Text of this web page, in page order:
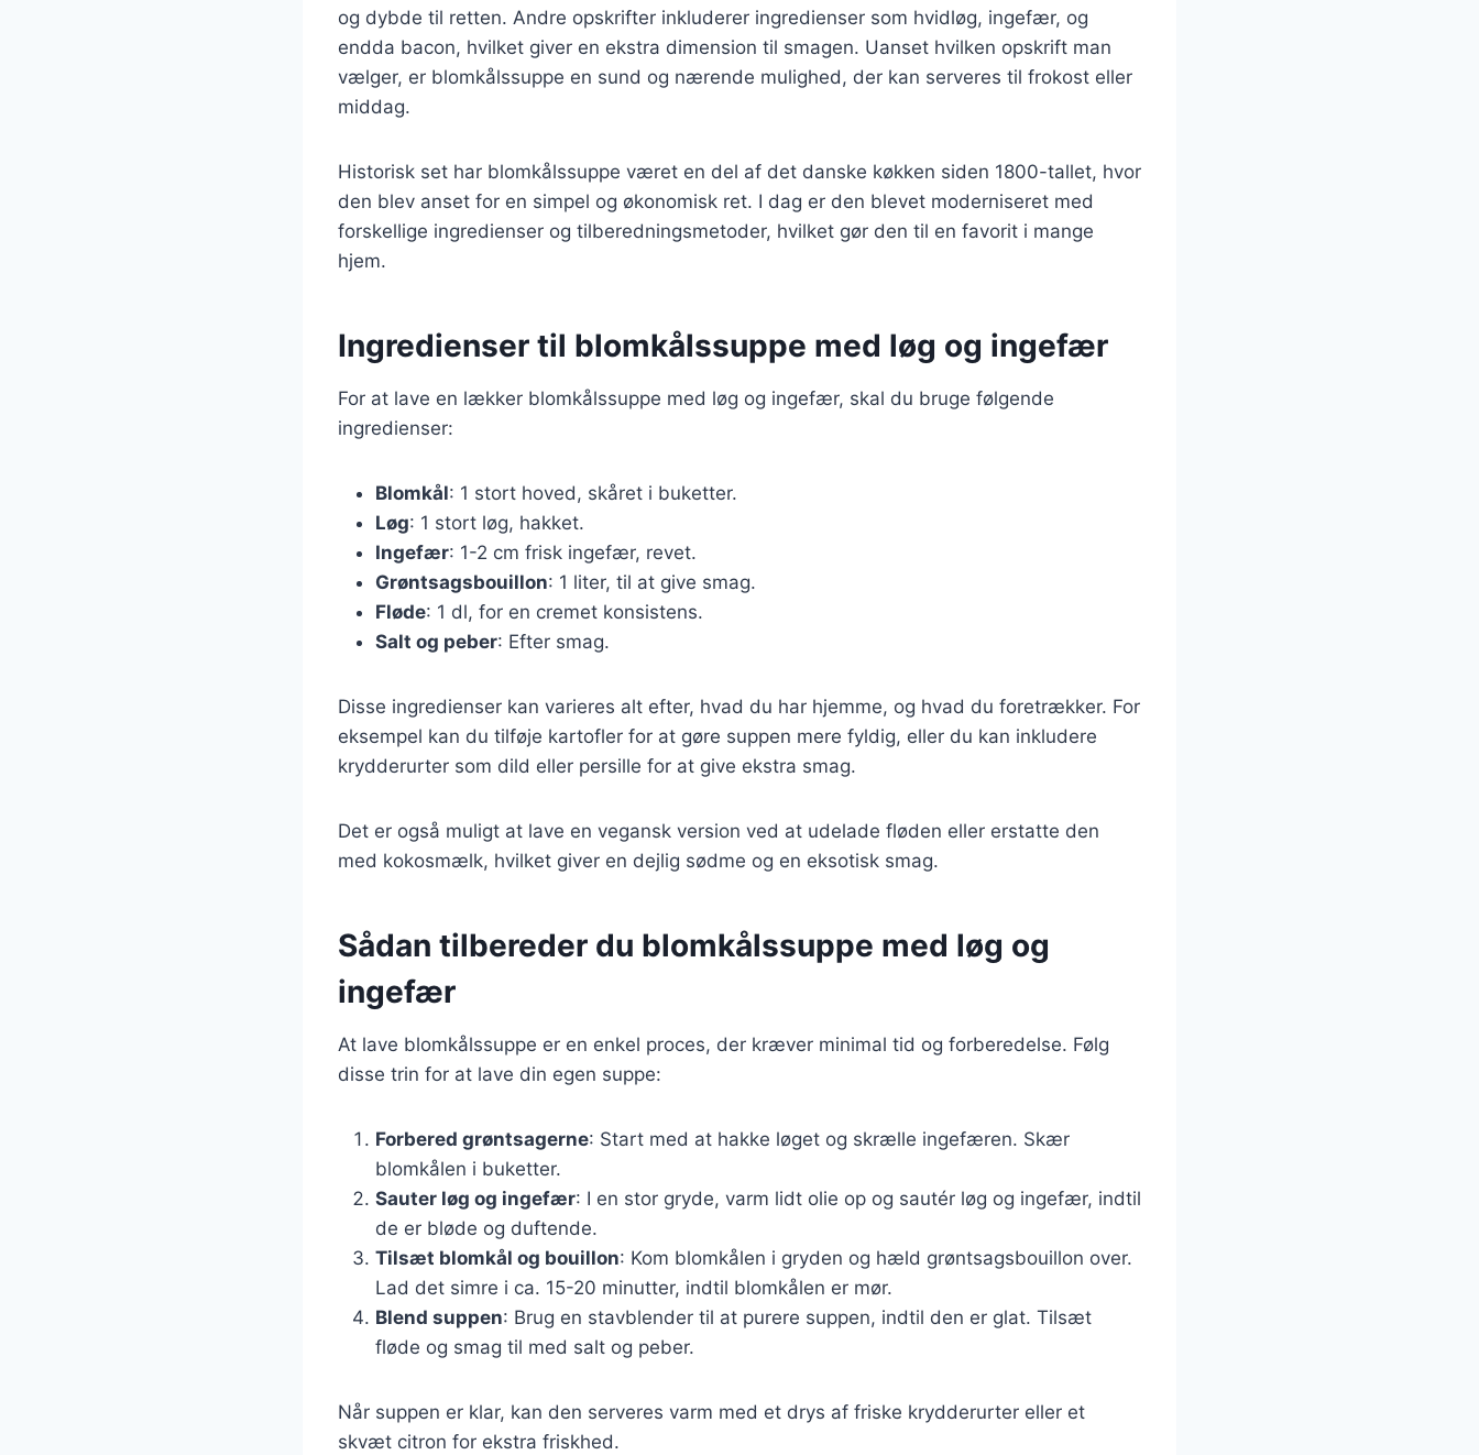
og dybde til retten. Andre opskrifter inkluderer ingredienser som hvidløg, ingefær, og
endda bacon, hvilket giver en ekstra dimension til smagen. Uanset hvilken opskrift man
vælger, er blomkålssuppe en sund og nærende mulighed, der kan serveres til frokost eller
middag.
Historisk set har blomkålssuppe været en del af det danske køkken siden 1800-tallet, hvor
den blev anset for en simpel og økonomisk ret. I dag er den blevet moderniseret med
forskellige ingredienser og tilberedningsmetoder, hvilket gør den til en favorit i mange
hjem.
Ingredienser til blomkålssuppe med løg og ingefær
For at lave en lækker blomkålssuppe med løg og ingefær, skal du bruge følgende
ingredienser:
Blomkål: 1 stort hoved, skåret i buketter.
Løg: 1 stort løg, hakket.
Ingefær: 1-2 cm frisk ingefær, revet.
Grøntsagsbouillon: 1 liter, til at give smag.
Fløde: 1 dl, for en cremet konsistens.
Salt og peber: Efter smag.
Disse ingredienser kan varieres alt efter, hvad du har hjemme, og hvad du foretrækker. For
eksempel kan du tilføje kartofler for at gøre suppen mere fyldig, eller du kan inkludere
krydderurter som dild eller persille for at give ekstra smag.
Det er også muligt at lave en vegansk version ved at udelade fløden eller erstatte den
med kokosmælk, hvilket giver en dejlig sødme og en eksotisk smag.
Sådan tilbereder du blomkålssuppe med løg og
ingefær
At lave blomkålssuppe er en enkel proces, der kræver minimal tid og forberedelse. Følg
disse trin for at lave din egen suppe:
Forbered grøntsagerne: Start med at hakke løget og skrælle ingefæren. Skær
blomkålen i buketter.
Sauter løg og ingefær: I en stor gryde, varm lidt olie op og sautér løg og ingefær, indtil
de er bløde og duftende.
Tilsæt blomkål og bouillon: Kom blomkålen i gryden og hæld grøntsagsbouillon over.
Lad det simre i ca. 15-20 minutter, indtil blomkålen er mør.
Blend suppen: Brug en stavblender til at purere suppen, indtil den er glat. Tilsæt
fløde og smag til med salt og peber.
Når suppen er klar, kan den serveres varm med et drys af friske krydderurter eller et
skvæt citron for ekstra friskhed.